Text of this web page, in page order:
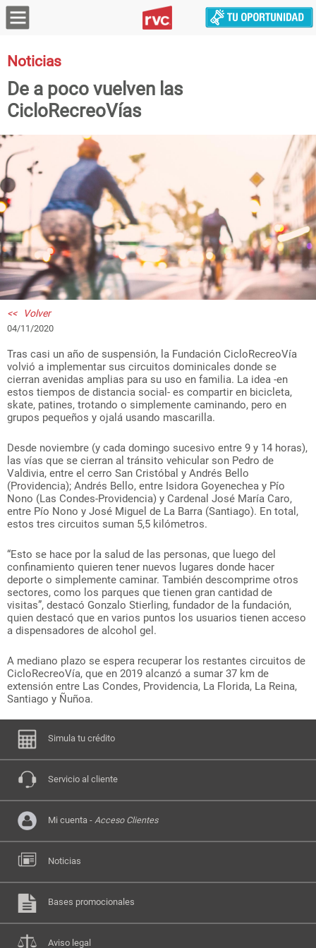
Noticias
De a poco vuelven las
CicloRecreoVías
<< Volver
04/11/2020
Tras casi un año de suspensión, la Fundación CicloRecreoVía
volvió a implementar sus circuitos dominicales donde se
cierran avenidas amplias para su uso en familia. La idea -en
estos tiempos de distancia social- es compartir en bicicleta,
skate, patines, trotando o simplemente caminando, pero en
grupos pequeños y ojalá usando mascarilla.
Desde noviembre (y cada domingo sucesivo entre 9 y 14 horas),
las vías que se cierran al tránsito vehicular son Pedro de
Valdivia, entre el cerro San Cristóbal y Andrés Bello
(Providencia); Andrés Bello, entre Isidora Goyenechea y Pío
Nono (Las Condes-Providencia) y Cardenal José María Caro,
entre Pío Nono y José Miguel de La Barra (Santiago). En total,
estos tres circuitos suman 5,5 kilómetros.
“Esto se hace por la salud de las personas, que luego del
confinamiento quieren tener nuevos lugares donde hacer
deporte o simplemente caminar. También descomprime otros
sectores, como los parques que tienen gran cantidad de
visitas”, destacó Gonzalo Stierling, fundador de la fundación,
quien destacó que en varios puntos los usuarios tienen acceso
a dispensadores de alcohol gel.
A mediano plazo se espera recuperar los restantes circuitos de
CicloRecreoVía, que en 2019 alcanzó a sumar 37 km de
extensión entre Las Condes, Providencia, La Florida, La Reina,
Santiago y Ñuñoa.
Simula tu crédito
Servicio al cliente
Mi cuenta - Acceso Clientes
Noticias
Bases promocionales
Aviso legal